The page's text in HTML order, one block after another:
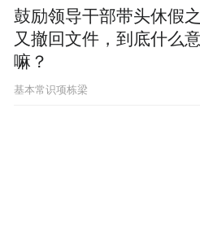
鼓励领导干部带头休假
又撤回文件，到底什么
嘛？
基本常识项栋梁